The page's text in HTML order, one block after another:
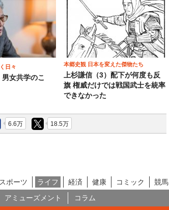
日々
女共学のこ
本郷史観 日本を変えた傑物たち
上杉謙信（3）配下が何度も反
旗 権威だけでは戦国武士を統率
できなかった
6.6万 18.5万
スポーツ ライフ 経済 健康 コミック 競馬
アミューズメント コラム